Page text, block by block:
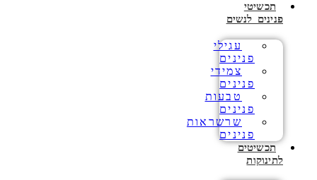
תכשיטי
פנינים לנשים
עגילי
פנינים
צמידי
פנינים
טבעות
פנינים
שרשראות
פנינים
תכשיטים
לתינוקות